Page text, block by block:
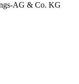
AG & Co. KG